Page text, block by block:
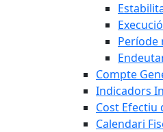
Període
Compte
Indicadors
Cost Efectiu
Calendari